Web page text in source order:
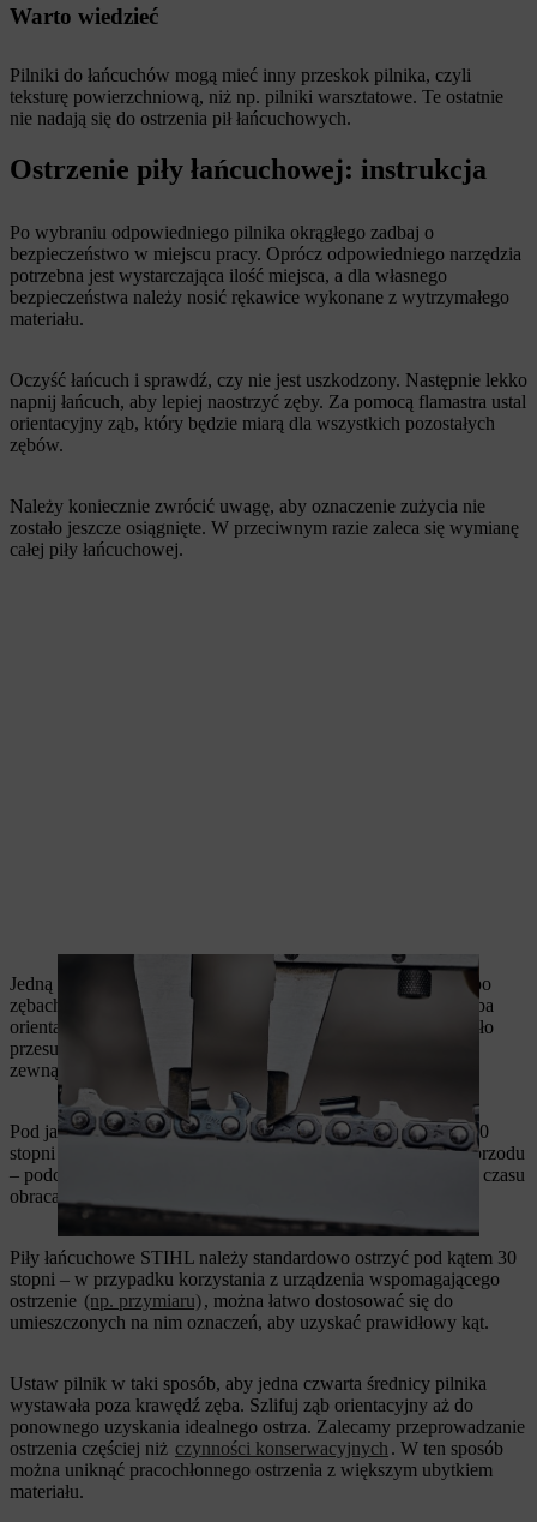
Warto wiedzieć
Pilniki do łańcuchów mogą mieć inny przeskok pilnika, czyli
teksturę powierzchniową, niż np. pilniki warsztatowe. Te ostatnie
nie nadają się do ostrzenia pił łańcuchowych.
Ostrzenie piły łańcuchowej: instrukcja
Po wybraniu odpowiedniego pilnika okrągłego zadbaj o
bezpieczeństwo w miejscu pracy. Oprócz odpowiedniego narzędzia
potrzebna jest wystarczająca ilość miejsca, a dla własnego
bezpieczeństwa należy nosić rękawice wykonane z wytrzymałego
materiału.
Oczyść łańcuch i sprawdź, czy nie jest uszkodzony. Następnie lekko
napnij łańcuch, aby lepiej naostrzyć zęby. Za pomocą flamastra ustal
orientacyjny ząb, który będzie miarą dla wszystkich pozostałych
zębów.
Należy koniecznie zwrócić uwagę, aby oznaczenie zużycia nie
zostało jeszcze osiągnięte. W przeciwnym razie zaleca się wymianę
całej piły łańcuchowej.
Jedną ręką przytrzymaj uchwyt, a drugą ręką prowadź pilnik po
zębach tnących, przesuwając go do przodu. Zaczynając od zęba
orientacyjnego, włóż pilnik w ząb tnący tak, aby można go było
przesuwać wzdłuż zęba tnącego w kierunku od wewnątrz do
zewnątrz.
Pod jakim kątem ostrzyć łańcuch? Szlifuj zawsze pod kątem 90
stopni do prowadnicy. Pilnik chwyta tylko podczas ruchu do przodu
– podczas cofania należy go unieść. W regularnych odstępach czasu
obracaj pilnik, aby uniknąć jego jednostronnego zużycia.
Piły łańcuchowe STIHL należy standardowo ostrzyć pod kątem 30
stopni – w przypadku korzystania z urządzenia wspomagającego
ostrzenie (np. przymiaru), można łatwo dostosować się do
umieszczonych na nim oznaczeń, aby uzyskać prawidłowy kąt.
Ustaw pilnik w taki sposób, aby jedna czwarta średnicy pilnika
wystawała poza krawędź zęba. Szlifuj ząb orientacyjny aż do
ponownego uzyskania idealnego ostrza. Zalecamy przeprowadzanie
ostrzenia częściej niż czynności konserwacyjnych . W ten sposób
można uniknąć pracochłonnego ostrzenia z większym ubytkiem
materiału.